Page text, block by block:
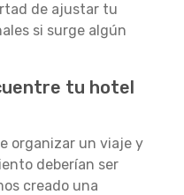
de ajustar tu
si surge algún
tu hotel
organizar un viaje y
deberían ser
creado una